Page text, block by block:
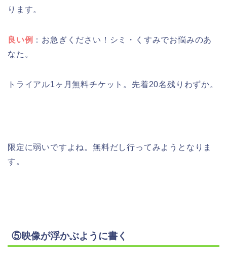
ります。
良い例 ：お急ぎください！シミ・くすみでお悩みのあ
なた。
トライアル1ヶ月無料チケット。先着20名残りわずか。
限定に弱いですよね。無料だし行ってみようとなりま
す。
⑤映像が浮かぶように書く